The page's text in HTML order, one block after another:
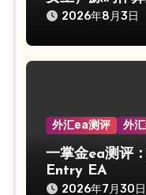
2026年8月3日
外汇ea测评 外
一掌金ea测评
Entry EA
2026年7月30日